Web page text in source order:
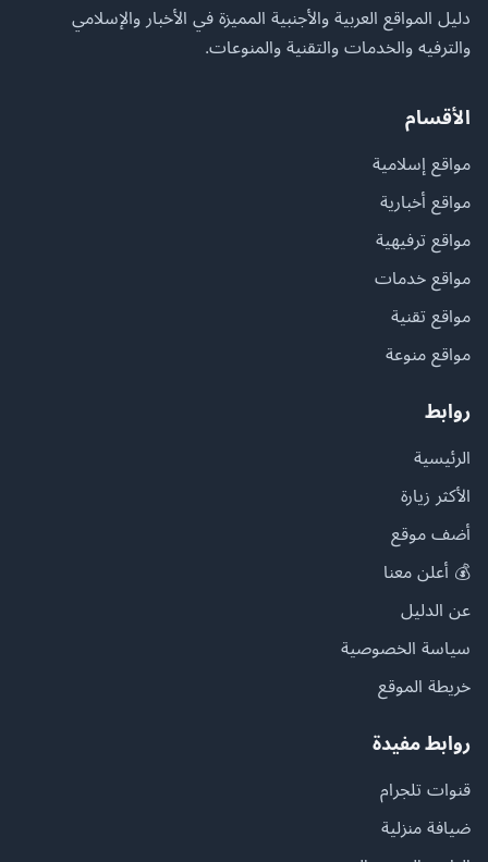
دليل المواقع العربية والأجنبية المميزة في الأخبار والإسلامي
والترفيه والخدمات والتقنية والمنوعات.
الأقسام
مواقع إسلامية
مواقع أخبارية
مواقع ترفيهية
مواقع خدمات
مواقع تقنية
مواقع منوعة
روابط
الرئيسية
الأكثر زيارة
أضف موقع
💰 أعلن معنا
عن الدليل
سياسة الخصوصية
خريطة الموقع
روابط مفيدة
قنوات تلجرام
ضيافة منزلية